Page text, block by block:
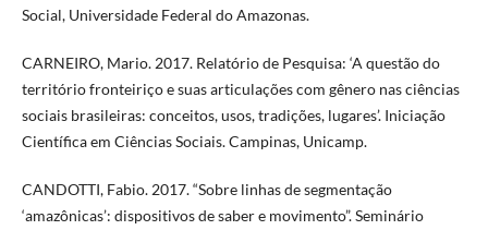
Social, Universidade Federal do Amazonas.
CARNEIRO, Mario. 2017. Relatório de Pesquisa: ‘A questão do
território fronteiriço e suas articulações com gênero nas ciências
sociais brasileiras: conceitos, usos, tradições, lugares’. Iniciação
Científica em Ciências Sociais. Campinas, Unicamp.
CANDOTTI, Fabio. 2017. “Sobre linhas de segmentação
‘amazônicas’: dispositivos de saber e movimento”. Seminário